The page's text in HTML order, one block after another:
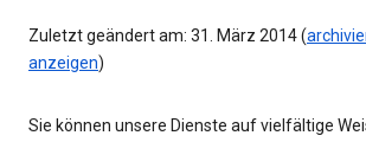
Zuletzt geändert am: 31. März 2014 (
anzeigen)
Sie können unsere Dienste auf vielfältige